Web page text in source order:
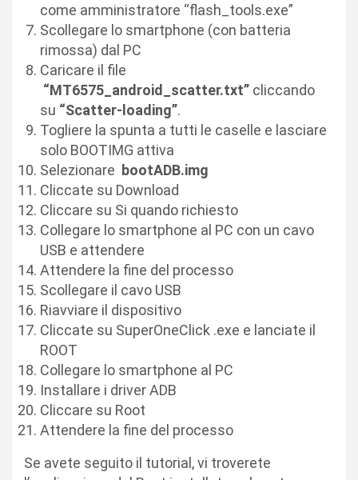
come amministratore “flash_tools.exe”
Scollegare lo smartphone (con batteria
rimossa) dal PC
Caricare il file
“MT6575_android_scatter.txt” cliccando
su “Scatter-loading”.
Togliere la spunta a tutti le caselle e lasciare
solo BOOTIMG attiva
Selezionare bootADB.img
Cliccate su Download
Cliccare su Si quando richiesto
Collegare lo smartphone al PC con un cavo
USB e attendere
Attendere la fine del processo
Scollegare il cavo USB
Riavviare il dispositivo
Cliccate su SuperOneClick .exe e lanciate il
ROOT
Collegare lo smartphone al PC
Installare i driver ADB
Cliccare su Root
Attendere la fine del processo
Se avete seguito il tutorial, vi troverete